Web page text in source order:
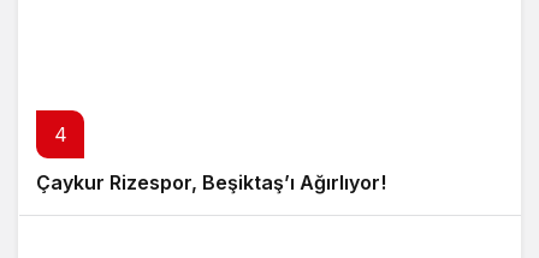
4
Çaykur Rizespor, Beşiktaş’ı Ağırlıyor!